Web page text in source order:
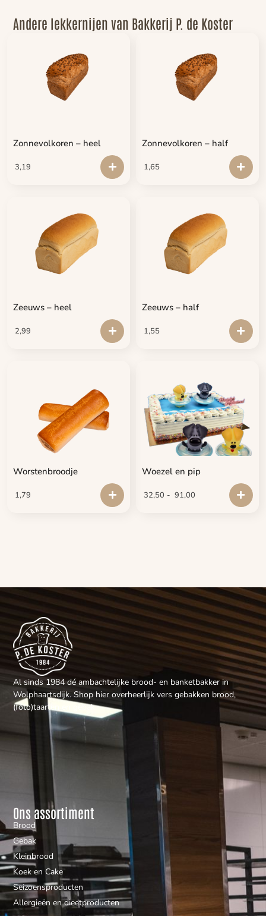
Andere lekkernijen van Bakkerij P. de Koster
Zonnevolkoren – heel
3,19
Zonnevolkoren – half
1,65
Zeeuws – heel
2,99
Zeeuws – half
1,55
Worstenbroodje
1,79
Woezel en pip
32,50 - 91,00
Al sinds 1984 dé ambachtelijke brood- en banketbakker in
Wolphaartsdijk. Shop hier overheerlijk vers gebakken brood,
(foto)taarten en gebak.
Ons assortiment
Brood
Gebak
Kleinbrood
Koek en Cake
Seizoensproducten
Allergieën en dieetproducten